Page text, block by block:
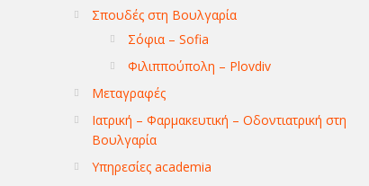
Σπουδές στη Βουλγαρία
Σόφια – Sofia
Φιλιππούπολη – Plovdiv
Μεταγραφές
Ιατρική – Φαρμακευτική – Οδοντιατρική στη
Βουλγαρία
Υπηρεσίες academia